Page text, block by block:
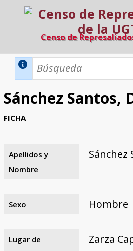
Censo de
Inicio
Búsqueda Dinámica
Búsqueda Avanzada
Razones y objetivos
El equipo
Colaboradores
Fuentes
Sánchez Santos,
FICHA
Apellidos y
Nombre
Sánchez
Sexo Hombre
Lugar de
Zarza